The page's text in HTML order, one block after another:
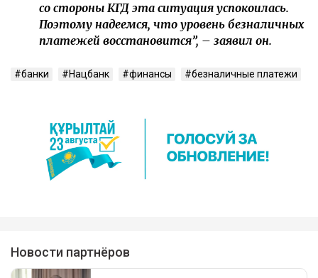
со стороны КГД эта ситуация успокоилась.
Поэтому надеемся, что уровень безналичных
платежей восстановится”, – заявил он.
банки Нацбанк финансы безналичные платежи